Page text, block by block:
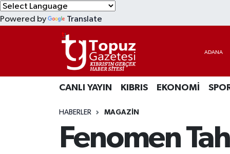
Powered by Translate
CANLI YAYIN KIBRIS EKONOMİ
HABERLER MAGAZİN
Fenomen
EKONOMİ
MAGAZİN
Lefkoşa Nöbetçi Eczaneler
Lefkoşa Hava Durumu
Lefkoşa Trafik Yoğunluk Haritası
Süper Lig Puan Durumu ve Fikstür
Tüm Manşetler